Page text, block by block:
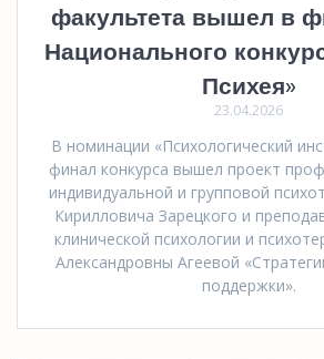
факультета вышел в
Национального
Психея»
23.04.2026
В номинации «Психологический
финал конкурса вышел проект
индивидуальной и групповой
Кирилловича Зарецкого и
клинической психологии и
Александровны Агеевой
поддержки».